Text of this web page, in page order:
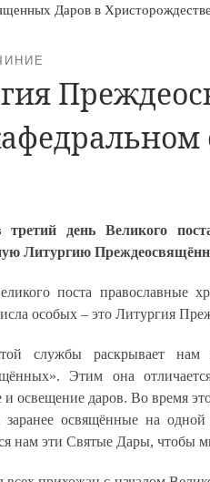
Даров в
день Великого
Литургию
поста православные
особых – это Литургия
службы раскрывает
Этим она
освещение даров. Во время
заранее освящённые на
нам эти Святые Дары, чтобы